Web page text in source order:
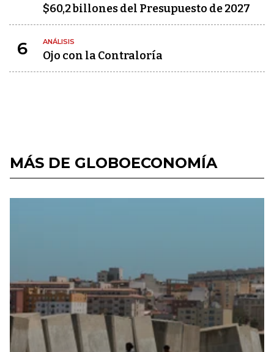
$60,2 billones del Presupuesto de 2027
6 ANÁLISIS
Ojo con la Contraloría
MÁS DE GLOBOECONOMÍA